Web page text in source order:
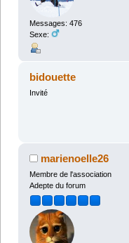
Messages: 476
Sexe:
bidouette
Invité
marienoelle26
Membre de l'association
Adepte du forum